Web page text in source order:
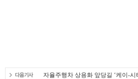
자율주행차 상용화 앞당길 ‘케이-시